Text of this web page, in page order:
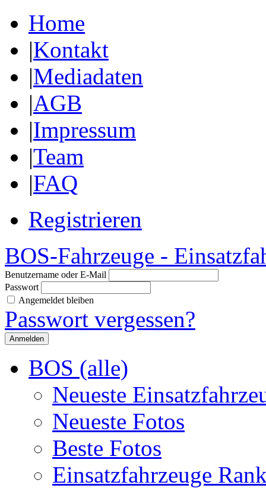
Home
|Kontakt
|Mediadaten
|AGB
|Impressum
|Team
|FAQ
Registrieren
BOS-Fahrzeuge -
Benutzername oder E-Mail
Passwort
Angemeldet bleiben
Passwort vergessen?
BOS (alle)
Neueste
Neueste Fotos
Beste Fotos
Einsatzfahrzeuge